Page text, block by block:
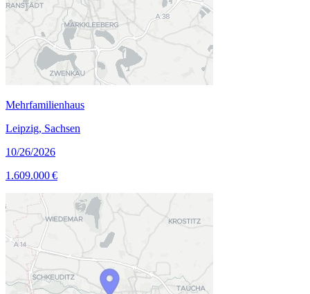
Mehrfamilienhaus
Leipzig, Sachsen
10/26/2026
1.609.000 €